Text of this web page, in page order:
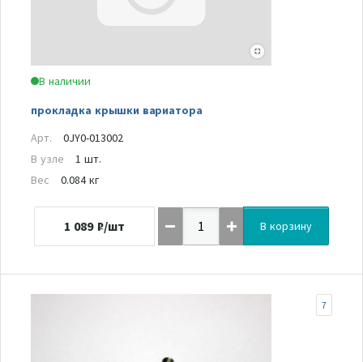
В наличии
прокладка крышки вариатора
Арт.
0JY0-013002
В узле
1 шт.
Вес
0.084 кг
1 089 ₽/шт В корзину
7